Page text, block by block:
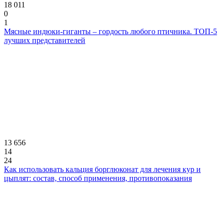
18 011
0
1
Мясные индюки-гиганты – гордость любого птичника. ТОП-5
лучших представителей
13 656
14
24
Как использовать кальция борглюконат для лечения кур и
цыплят: состав, способ применения, противопоказания